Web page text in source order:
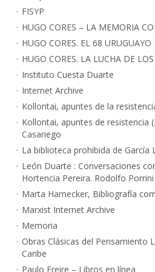
FISYP
HUGO CORES – LA MEMORIA
HUGO CORES. EL 68 URUGUAYO
HUGO CORES. LA LUCHA DE
Instituto Cuesta Duarte
Internet Archive
Kollontai, apuntes de la
Kollontai, apuntes de resistencia
Casariego
La biblioteca prohibida de García
León Duarte : Conversaciones
Hortencia Pereira. Rodolfo
Marta Harnecker, Bibliografía
Marxist Internet Archive
Memoria
Obras Clásicas del Pensamiento
Caribe
Paulo Freire – Libros en línea